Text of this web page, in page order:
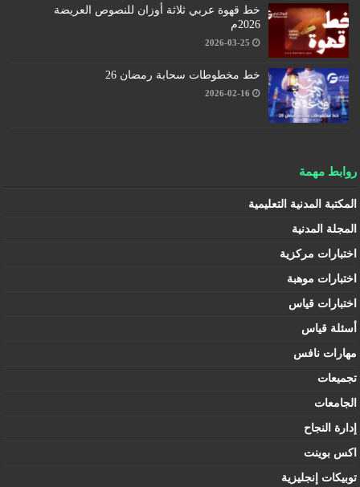
خط قهوة عربي ثلاثة أوزان للنصوص العريضة
2026م
2026-03-25
خط مخطوطات سحابة رمضان 26
2026-02-16
روابط مهمة
المكتبة المدنية التعليمية
المجلة المدنية
اختبارات مركزية
اختبارات موهبة
اختبارات قياس
أسئلة قياس
مهارات نافس
تجميعات
الجامعات
إدارة النجاح
اكس بوينت
توبيكات إنجليزية